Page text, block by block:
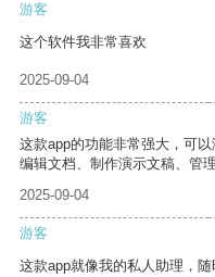
游客
这个软件我非常喜欢
2025-09-04
游客
这款app的功能非常强大，可
编辑文档、制作演示文稿、管
2025-09-04
游客
这款app就像我的私人助理，随